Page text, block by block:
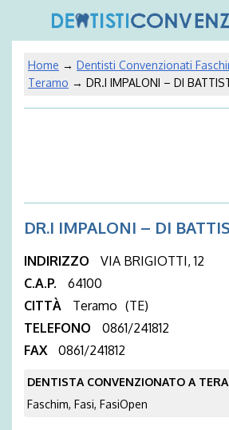
Home → Dentisti Convenzionati
Teramo → DR.I IMPALONI – DI
DR.I IMPALONI – DI
INDIRIZZO
VIA BRIGIOTTI, 12
C.A.P.
64100
CITTÀ
Teramo (TE)
TELEFONO
0861/241812
FAX
0861/241812
DENTISTA CONVENZIONATO A
Faschim, Fasi, FasiOpen